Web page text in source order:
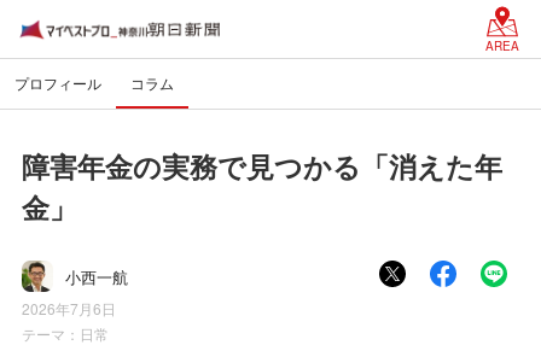
AREA
プロフィール コラム
障害年金の実務で見つかる「消えた年
金」
小西一航
2026年7月6日
テーマ： 日常